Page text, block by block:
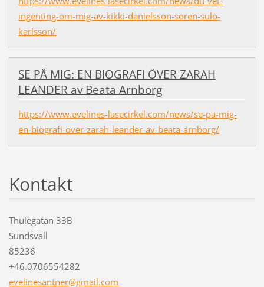
ingenting-om-mig-av-kikki-danielsson-soren-sulo-
karlsson/
SE PÅ MIG: EN BIOGRAFI ÖVER ZARAH
LEANDER av Beata Arnborg
https://www.evelines-lasecirkel.com/news/se-pa-mig-
en-biografi-over-zarah-leander-av-beata-arnborg/
Kontakt
Thulegatan 33B
Sundsvall
85236
+46.0706554282
evelinesantner@gmail.com